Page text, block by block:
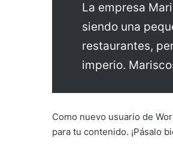
La empresa
siendo una
restaurantes,
imperio.
Como nuevo usuario de
para tu contenido. ¡Pásalo